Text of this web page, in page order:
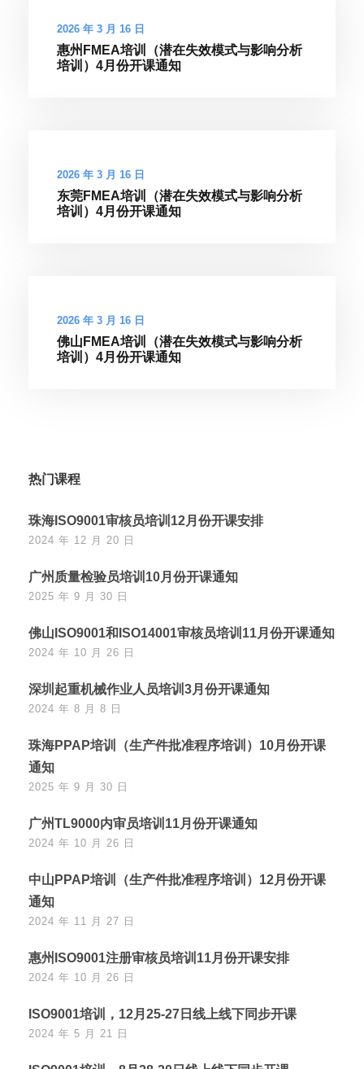
2026 年 3 月 16 日
惠州FMEA培训（潜在失效模式与影响分析
培训）4月份开课通知
2026 年 3 月 16 日
东莞FMEA培训（潜在失效模式与影响分析
培训）4月份开课通知
2026 年 3 月 16 日
佛山FMEA培训（潜在失效模式与影响分析
培训）4月份开课通知
热门课程
珠海ISO9001审核员培训12月份开课安排
2024 年 12 月 20 日
广州质量检验员培训10月份开课通知
2025 年 9 月 30 日
佛山ISO9001和ISO14001审核员培训11月份开课通知
2024 年 10 月 26 日
深圳起重机械作业人员培训3月份开课通知
2024 年 8 月 8 日
珠海PPAP培训（生产件批准程序培训）10月份开课
通知
2025 年 9 月 30 日
广州TL9000内审员培训11月份开课通知
2024 年 10 月 26 日
中山PPAP培训（生产件批准程序培训）12月份开课
通知
2024 年 11 月 27 日
惠州ISO9001注册审核员培训11月份开课安排
2024 年 10 月 26 日
ISO9001培训，12月25-27日线上线下同步开课
2024 年 5 月 21 日